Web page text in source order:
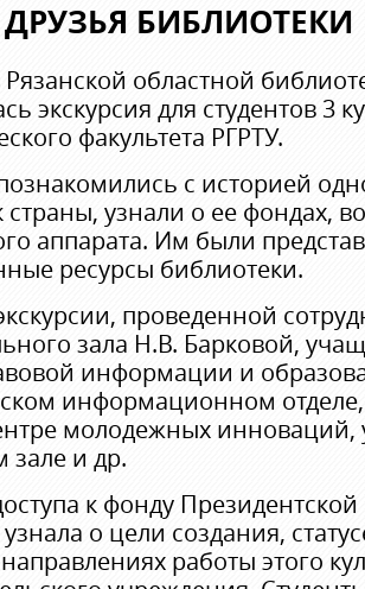
БИБЛИОТЕКИ
Рязанской областной
экскурсия для студентов 3
факультета РГРТУ.
с историей
страны, узнали о ее фондах,
аппарата. Им были
ресурсы библиотеки.
проведенной
зала Н.В. Барковой,
информации и
информационном
молодежных инноваций,
зале и др.
к фонду
о цели создания,
работы этого